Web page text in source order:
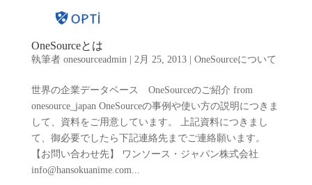
OneSourceとは
執筆者 onesourceadmin| 2月 25, 2013| OneSourceについて
世界の企業データベース OneSourceのご紹介 from
onesource_japan OneSourceの事例や使い方の説明につきま
して、資料をご用意しています。 上記資料につきまし
て、御必要でしたら下記連絡先までご連絡願います。
【お問い合わせ先】 ワンソース・ジャパン株式会社
info@hansokuanime.com...